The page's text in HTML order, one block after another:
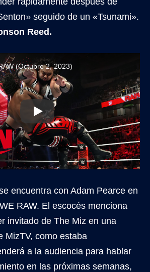
seguido de un «Tsunami».
Reed.
(Octubre 2, 2023)
encuentra con Adam Pearce en
RAW. El escocés menciona
invitado de The Miz en una
MizTV, como estaba
a la audiencia para hablar
en las próximas semanas,